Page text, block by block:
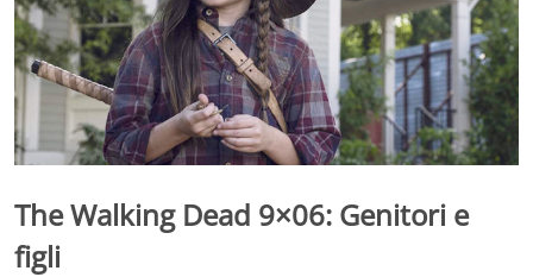
The Walking Dead 9×06: Genitori e
figli